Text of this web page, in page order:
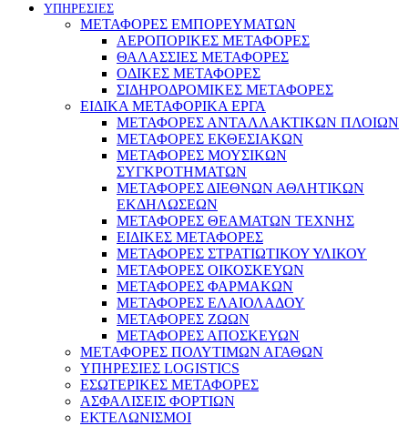
ΥΠΗΡΕΣΙΕΣ
ΜΕΤΑΦΟΡΕΣ ΕΜΠΟΡΕΥΜΑΤΩΝ
ΑΕΡΟΠΟΡΙΚΕΣ ΜΕΤΑΦΟΡΕΣ
ΘΑΛΑΣΣΙΕΣ ΜΕΤΑΦΟΡΕΣ
ΟΔΙΚΕΣ ΜΕΤΑΦΟΡΕΣ
ΣΙΔΗΡΟΔΡΟΜΙΚΕΣ ΜΕΤΑΦΟΡΕΣ
ΕΙΔΙΚΑ ΜΕΤΑΦΟΡΙΚΑ ΕΡΓΑ
ΜΕΤΑΦΟΡΕΣ ΑΝΤΑΛΛΑΚΤΙΚΩΝ ΠΛΟΙΩΝ
ΜΕΤΑΦΟΡΕΣ ΕΚΘΕΣΙΑΚΩΝ
ΜΕΤΑΦΟΡΕΣ ΜΟΥΣΙΚΩΝ
ΣΥΓΚΡΟΤΗΜΑΤΩΝ
ΜΕΤΑΦΟΡΕΣ ΔΙΕΘΝΩΝ ΑΘΛΗΤΙΚΩΝ
ΕΚΔΗΛΩΣΕΩΝ
ΜΕΤΑΦΟΡΕΣ ΘΕΑΜΑΤΩΝ ΤΕΧΝΗΣ
ΕΙΔΙΚΕΣ ΜΕΤΑΦΟΡΕΣ
ΜΕΤΑΦΟΡΕΣ ΣΤΡΑΤΙΩΤΙΚΟΥ ΥΛΙΚΟΥ
ΜΕΤΑΦΟΡΕΣ ΟΙΚΟΣΚΕΥΩΝ
ΜΕΤΑΦΟΡΕΣ ΦΑΡΜΑΚΩΝ
ΜΕΤΑΦΟΡΕΣ ΕΛΑΙΟΛΑΔΟΥ
ΜΕΤΑΦΟΡΕΣ ΖΩΩΝ
ΜΕΤΑΦΟΡΕΣ ΑΠΟΣΚΕΥΩΝ
ΜΕΤΑΦΟΡΕΣ ΠΟΛΥΤΙΜΩΝ ΑΓΑΘΩΝ
ΥΠΗΡΕΣΙΕΣ LOGISTICS
ΕΣΩΤΕΡΙΚΕΣ ΜΕΤΑΦΟΡΕΣ
ΑΣΦΑΛΙΣΕΙΣ ΦΟΡΤΙΩΝ
ΕΚΤΕΛΩΝΙΣΜΟΙ